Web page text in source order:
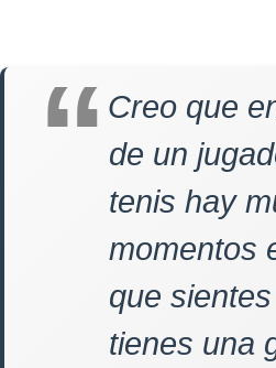
Creo que
de un
tenis hay
momentos
que
tienes una